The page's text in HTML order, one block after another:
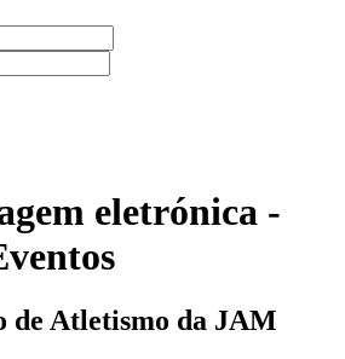
eletrónica -
de Atletismo da JAM